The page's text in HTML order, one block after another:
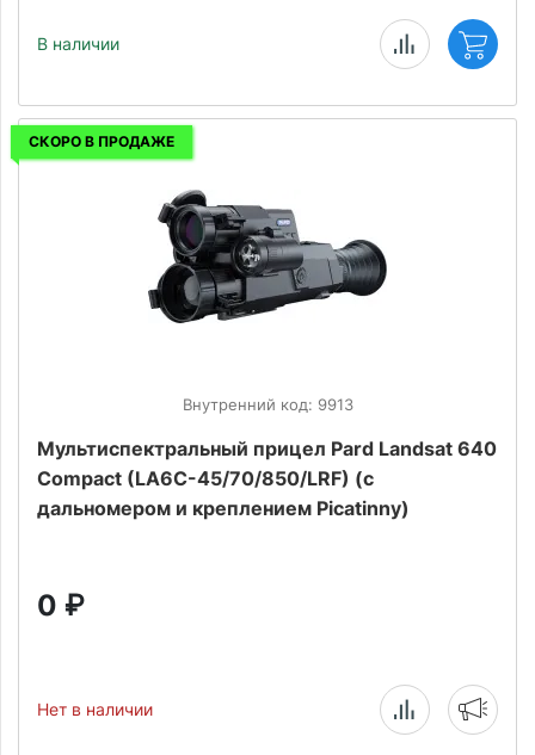
В наличии
СКОРО В ПРОДАЖЕ
Внутренний код: 9913
Мультиспектральный прицел Pard Landsat 640
Compact (LA6C-45/70/850/LRF) (с
дальномером и креплением Picatinny)
0 ₽
Нет в наличии